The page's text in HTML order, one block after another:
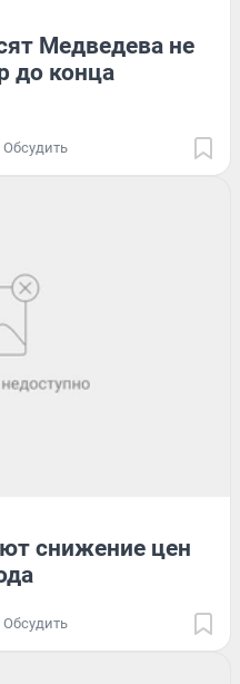
Медведева не
до конца
Обсудить
снижение цен
Обсудить